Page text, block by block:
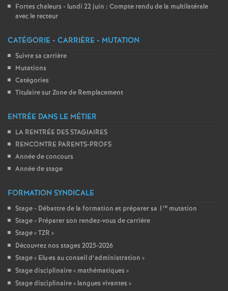
Fortes chaleurs - lundi 22 juin : Compte rendu de la multilatérale
avec le recteur
CATÉGORIE - CARRIÈRE - MUTATION
Suivre sa carrière
Mutations
Catégories
Titulaire sur Zone de Remplacement
ENTRÉE DANS LE MÉTIER
LA RENTRÉE DES STAGIAIRES
RENCONTRE PARENTS-PROFS
Année de concours
Année de stage
FORMATION SYNDICALE
Stage - Débattre de la formation et préparer sa 1 re mutation
Stage - Préparer son rendez-vous de carrière
Stage «TZR »
Découvrez nos stages 2025-2026
Stage « Elu·es au conseil d’administration »
Stage disciplinaire « mathématiques »
Stage disciplinaire « langues vivantes »